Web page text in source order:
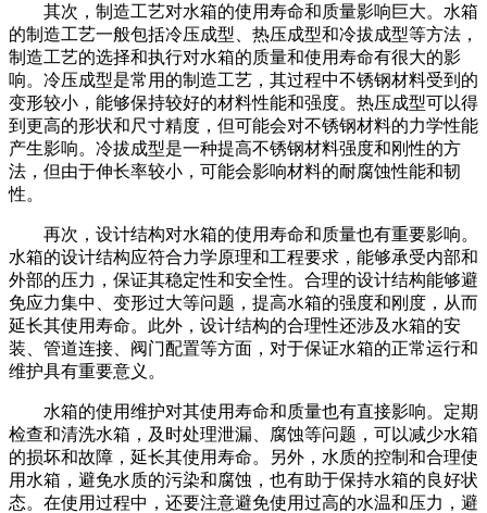
其次，制造工艺对水箱的使用寿命和质量影响巨大。水箱
的制造工艺一般包括冷压成型、热压成型和冷拔成型等方法，
制造工艺的选择和执行对水箱的质量和使用寿命有很大的影
响。冷压成型是常用的制造工艺，其过程中不锈钢材料受到的
变形较小，能够保持较好的材料性能和强度。热压成型可以得
到更高的形状和尺寸精度，但可能会对不锈钢材料的力学性能
产生影响。冷拔成型是一种提高不锈钢材料强度和刚性的方
法，但由于伸长率较小，可能会影响材料的耐腐蚀性能和韧
性。
再次，设计结构对水箱的使用寿命和质量也有重要影响。
水箱的设计结构应符合力学原理和工程要求，能够承受内部和
外部的压力，保证其稳定性和安全性。合理的设计结构能够避
免应力集中、变形过大等问题，提高水箱的强度和刚度，从而
延长其使用寿命。此外，设计结构的合理性还涉及水箱的安
装、管道连接、阀门配置等方面，对于保证水箱的正常运行和
维护具有重要意义。
水箱的使用维护对其使用寿命和质量也有直接影响。定期
检查和清洗水箱，及时处理泄漏、腐蚀等问题，可以减少水箱
的损坏和故障，延长其使用寿命。另外，水质的控制和合理使
用水箱，避免水质的污染和腐蚀，也有助于保持水箱的良好状
态。在使用过程中，还要注意避免使用过高的水温和压力，避